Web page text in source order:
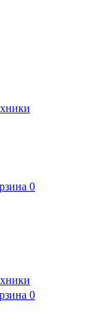
0
0